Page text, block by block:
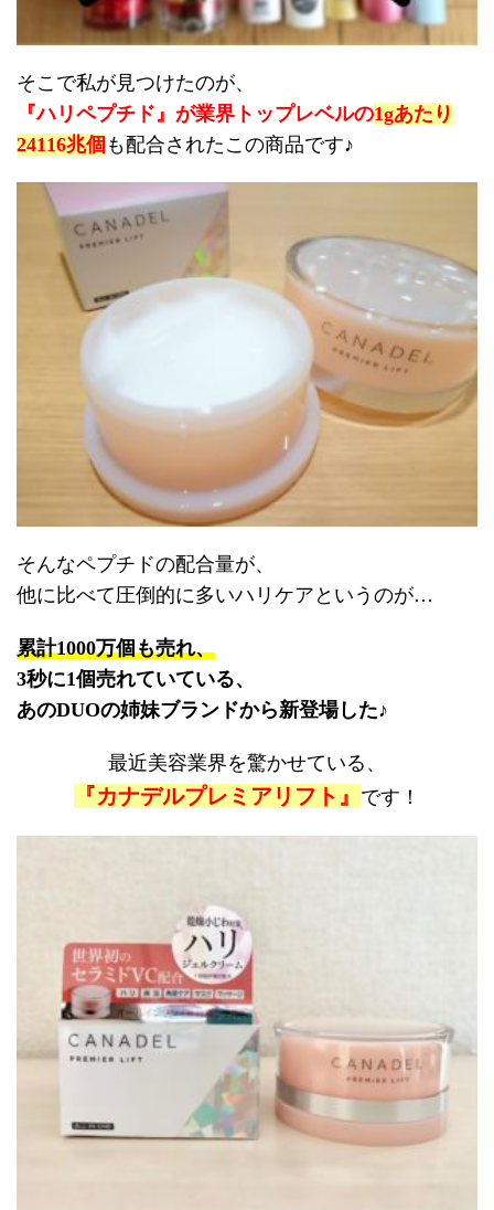
そこで私が見つけたのが、
『ハリペプチド』が業界トップレベルの1gあたり
24116兆個 も配合されたこの商品です♪
そんなペプチドの配合量が、
他に比べて圧倒的に多いハリケアというのが…
累計1000万個も売れ、
3秒に1個売れていている、
あのDUOの姉妹ブランドから新登場した♪
最近美容業界を驚かせている、
『カナデルプレミアリフト』 です！